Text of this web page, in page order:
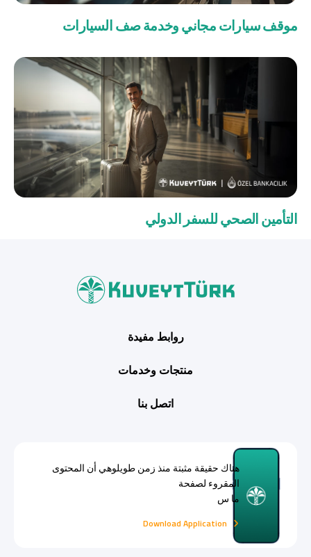
موقف سيارات مجاني وخدمة صف السيارات
التأمين الصحي للسفر الدولي
روابط مفيدة
منتجات وخدمات
اتصل بنا
هناك حقيقة مثبتة منذ زمن طويلوهي أن المحتوى
المقروء لصفحة
ما س
Download Application